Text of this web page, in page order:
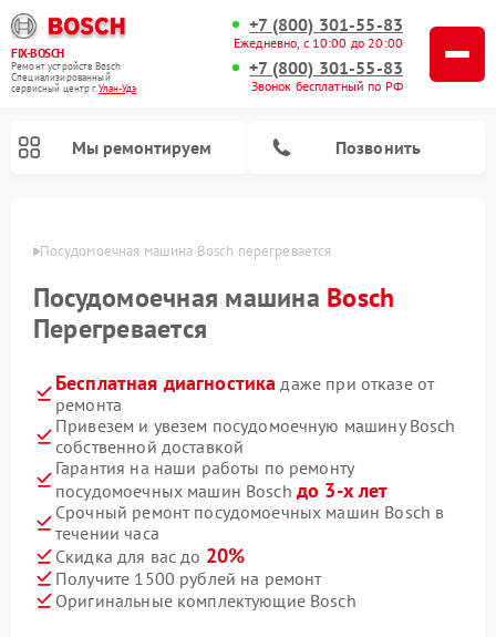
FIX-BOSCH
Ремонт устройств Bosch
Специализированный
cервисный центр г.Улан-Удэ
+7 (800) 301-55-83
Ежедневно, с 10:00 до 20:00
+7 (800) 301-55-83
Звонок бесплатный по РФ
Мы ремонтируем Позвонить
Посудомоечная машина Bosch перегревается
Посудомоечная машина Bosch
Перегревается
Бесплатная диагностика даже при отказе от
ремонта
Привезем и увезем посудомоечную машину Bosch
собственной доставкой
Гарантия на наши работы по ремонту
посудомоечных машин Bosch до 3-х лет
Срочный ремонт посудомоечных машин Bosch в
течении часа
Скидка для вас до 20%
Получите 1500 рублей на ремонт
Оригинальные комплектующие Bosch